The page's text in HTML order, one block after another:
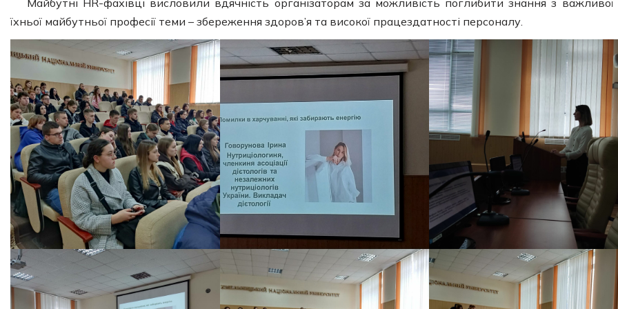
їхньої майбутньої професії теми – збереження здоров’я та високої працездатності персоналу.